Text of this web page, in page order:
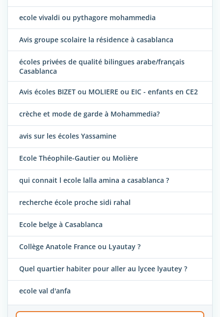
ecole vivaldi ou pythagore mohammedia
Avis groupe scolaire la résidence à casablanca
écoles privées de qualité bilingues arabe/français
Casablanca
Avis écoles BIZET ou MOLIERE ou EIC - enfants en CE2
crèche et mode de garde à Mohammedia?
avis sur les écoles Yassamine
Ecole Théophile-Gautier ou Molière
qui connait l ecole lalla amina a casablanca ?
recherche école proche sidi rahal
Ecole belge à Casablanca
Collège Anatole France ou Lyautay ?
Quel quartier habiter pour aller au lycee lyautey ?
ecole val d'anfa